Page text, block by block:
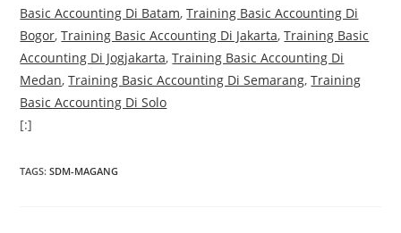
Basic Accounting Di Batam,Training Basic Accounting Di
Bogor,Training Basic Accounting Di Jakarta,Training Basic
Accounting Di Jogjakarta,Training Basic Accounting Di
Medan,Training Basic Accounting Di Semarang,Training
Basic Accounting Di Solo
[:]
TAGS:SDM-MAGANG